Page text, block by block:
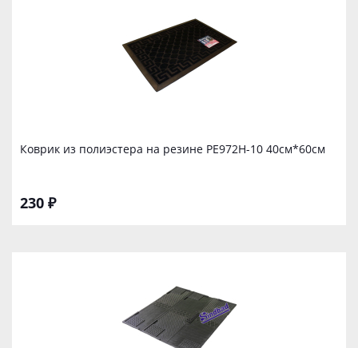
Коврик из полиэстера на резине PE972Н-10 40см*60см
230 ₽